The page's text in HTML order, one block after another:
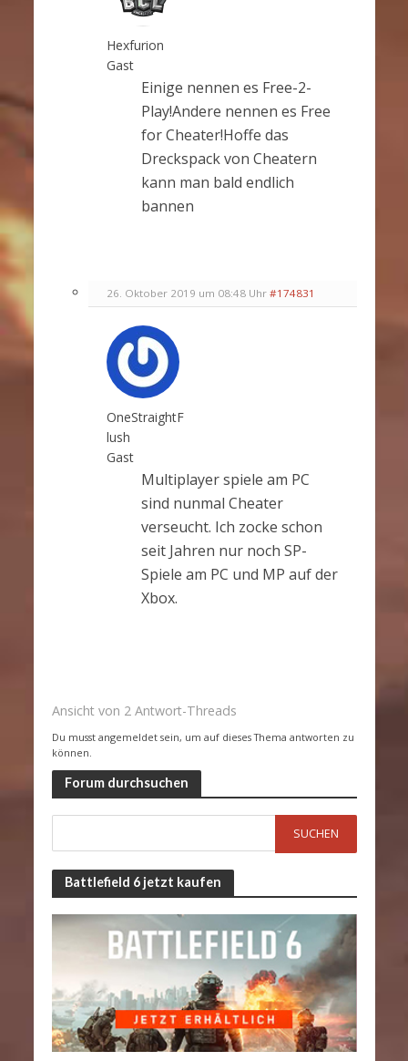
Hexfurion
Gast
Einige nennen es Free-2-
Play!Andere nennen es Free
for Cheater!Hoffe das
Dreckspack von Cheatern
kann man bald endlich
bannen
26. Oktober 2019 um 08:48 Uhr #174831
OneStraightF
lush
Gast
Multiplayer spiele am PC
sind nunmal Cheater
verseucht. Ich zocke schon
seit Jahren nur noch SP-
Spiele am PC und MP auf der
Xbox.
Ansicht von 2 Antwort-Threads
Du musst angemeldet sein, um auf dieses Thema antworten zu
können.
Forum durchsuchen
Battlefield 6 jetzt kaufen